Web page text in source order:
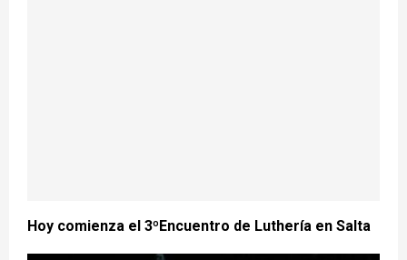
Hoy comienza el 3ºEncuentro de Luthería en Salta